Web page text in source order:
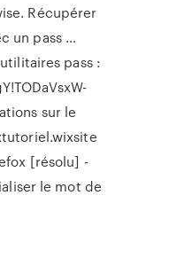
Récupérer
un pass …
pass :
sur le
[résolu] -
le mot de